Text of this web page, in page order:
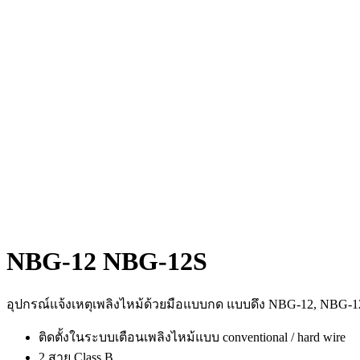
NBG-12 NBG-12S
อุปกรณ์แจ้งเหตุเพลิงไหม้ด้วยมือแบบกด แบบดึง NBG-12, NBG-
ติดตั้งในระบบเตือนเพลิงไหม้แบบ conventional / hard wire
2 สาย Class B